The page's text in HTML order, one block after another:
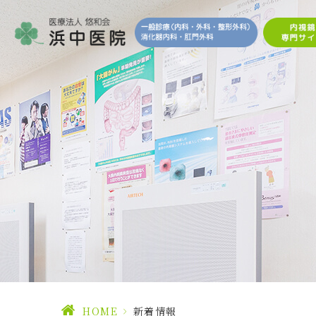
HOME > 新着情報